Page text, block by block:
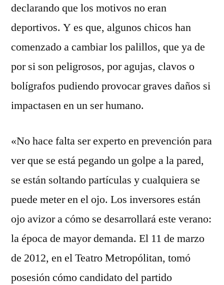
declarando que los motivos no eran
deportivos. Y es que, algunos chicos han
comenzado a cambiar los palillos, que ya de
por si son peligrosos, por agujas, clavos o
bolígrafos pudiendo provocar graves daños si
impactasen en un ser humano.
«No hace falta ser experto en prevención para
ver que se está pegando un golpe a la pared,
se están soltando partículas y cualquiera se
puede meter en el ojo. Los inversores están
ojo avizor a cómo se desarrollará este verano:
la época de mayor demanda. El 11 de marzo
de 2012, en el Teatro Metropólitan, tomó
posesión cómo candidato del partido